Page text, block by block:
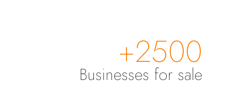
2500+
Businesses for sale